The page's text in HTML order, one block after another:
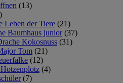
(13)
Leben der Tiere (21)
Baumhaus junior (37)
Kokosnuss (31)
Tom (21)
(12)
(4)
(7)